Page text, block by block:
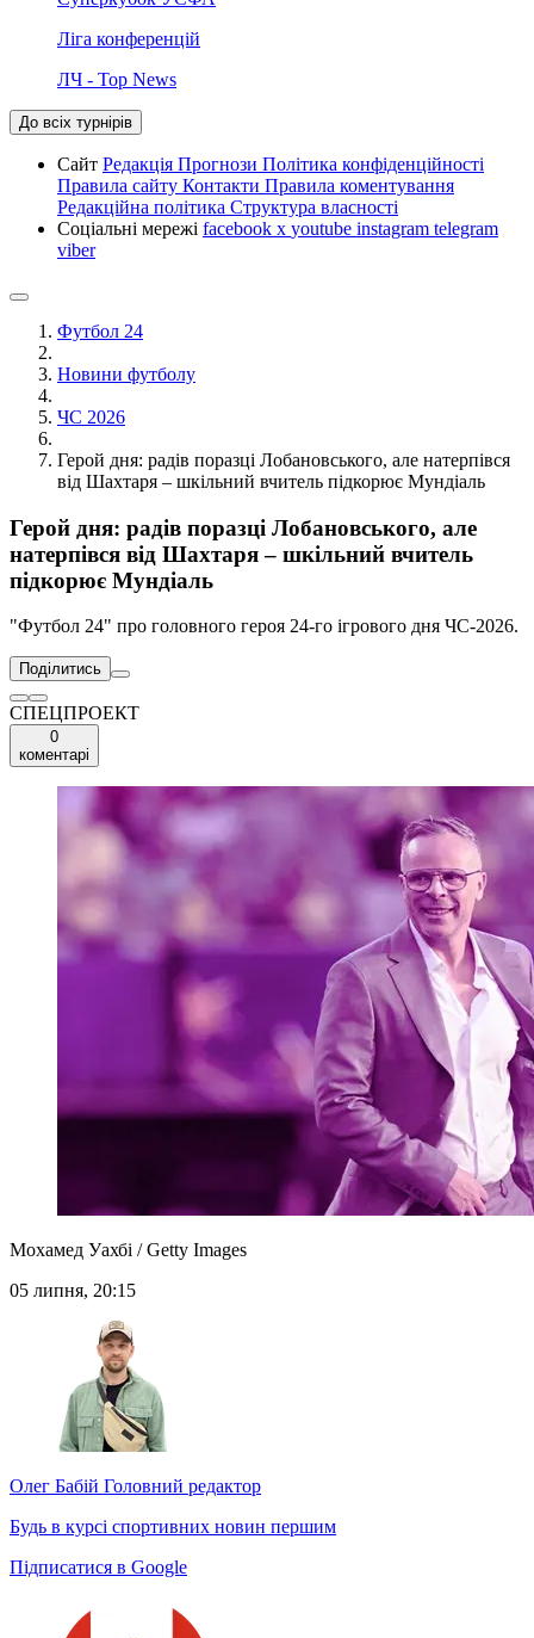
Ліга конференцій
ЛЧ - Top News
До всіх турнірів
Сайт Редакція Прогнози Політика конфіденційності
Правила сайту Контакти Правила коментування
Редакційна політика Структура власності
Соціальні мережі facebook x youtube instagram telegram
viber
Футбол 24
Новини футболу
ЧС 2026
Герой дня: радів поразці Лобановського, але натерпівся
від Шахтаря – шкільний вчитель підкорює Мундіаль
Герой дня: радів поразці Лобановського, але
натерпівся від Шахтаря – шкільний вчитель
підкорює Мундіаль
"Футбол 24" про головного героя 24-го ігрового дня ЧС-2026.
Поділитись
СПЕЦПРОЕКТ
0
коментарі
Мохамед Уахбі / Getty Images
05 липня, 20:15
Олег Бабій Головний редактор
Будь в курсі спортивних новин першим
Підписатися в Google